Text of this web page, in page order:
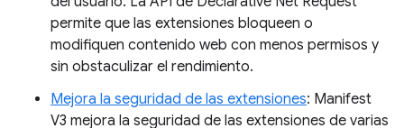
permite que las extensiones bloqueen o
modifiquen contenido web con menos permisos y
sin obstaculizar el rendimiento.
Mejora la seguridad de las extensiones: Manifest
V3 mejora la seguridad de las extensiones de varias